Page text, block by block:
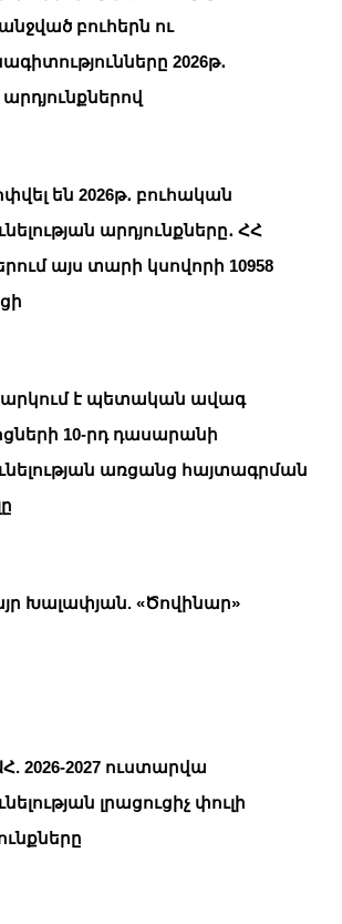
բուհերն ու
2026թ․
արդյունքներով
են 2026թ․ բուհական
արդյունքները․ ՀՀ
այս տարի կսովորի 10958
է պետական ավագ
10-րդ դասարանի
առցանց հայտագրման
Խալափյան. «Ծովինար»
2026-2027 ուստարվա
լրացուցիչ փուլի